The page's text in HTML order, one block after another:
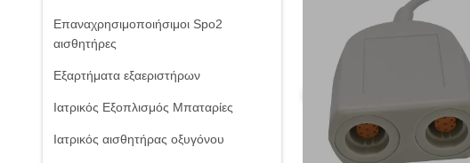
Επαναχρησιμοποιήσιμοι Spo2
αισθητήρες
Εξαρτήματα εξαεριστήρων
Ιατρικός Εξοπλισμός Μπαταρίες
Ιατρικός αισθητήρας οξυγόνου